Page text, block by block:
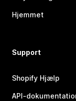
Hjemmet
Support
Shopify Hjælp
API-